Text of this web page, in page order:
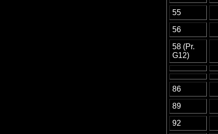
55
56
58 (Pr.
G12)
86
89
92